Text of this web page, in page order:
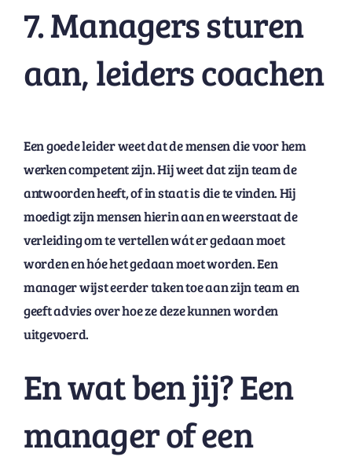
7. Managers sturen
aan, leiders coachen
Een goede leider weet dat de mensen die voor hem
werken competent zijn. Hij weet dat zijn team de
antwoorden heeft, of in staat is die te vinden. Hij
moedigt zijn mensen hierin aan en weerstaat ​​de
verleiding om te vertellen wát er gedaan moet
worden en hóe het gedaan moet worden. Een
manager wijst eerder taken toe aan zijn team en
geeft advies over hoe ze deze kunnen worden
uitgevoerd.
En wat ben jij? Een
manager of een